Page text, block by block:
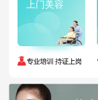
上门美容